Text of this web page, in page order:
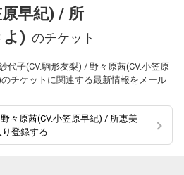
早紀) / 所
よ) のチケット
代子(CV.駒形友梨) / 野々原茜(CV.小笠原
チケットに関連する最新情報をメール
々原茜(CV.小笠原早紀) / 所恵美
登録する